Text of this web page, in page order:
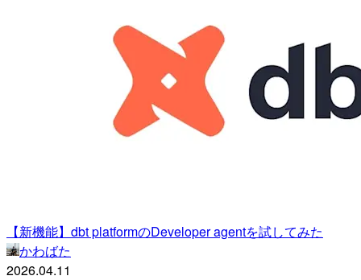
【新機能】dbt platformのDeveloper agentを試してみた
かわばた
2026.04.11